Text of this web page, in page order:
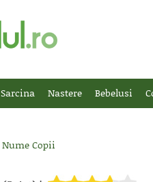
Sarcina Nastere Bebelusi
Nume Copii